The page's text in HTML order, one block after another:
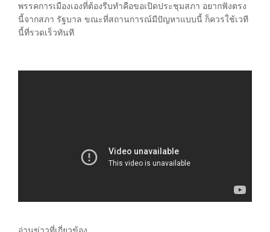
พรรคการเมืองเองที่ต้องรีบทำคือขอเปิดประชุมสภา อยากฟังตรง
นี้จากสภา รัฐบาล ขณะที่สถานการณ์มีปัญหาแบบนี้ ก็ควรใช้เวที
นี้ที่รวดเร็วทันที